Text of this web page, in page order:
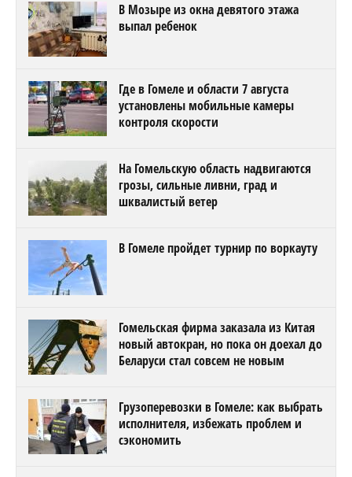
В Мозыре из окна девятого этажа
выпал ребенок
Где в Гомеле и области 7 августа
установлены мобильные камеры
контроля скорости
На Гомельскую область надвигаются
грозы, сильные ливни, град и
шквалистый ветер
В Гомеле пройдет турнир по воркауту
Гомельская фирма заказала из Китая
новый автокран, но пока он доехал до
Беларуси стал совсем не новым
Грузоперевозки в Гомеле: как выбрать
исполнителя, избежать проблем и
сэкономить